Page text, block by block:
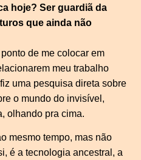
hoje? Ser guardiã da
que ainda não
de me colocar em
meu trabalho
uma pesquisa direta sobre
o mundo do invisível,
olhando pra cima.
mesmo tempo, mas não
é a tecnologia ancestral, a